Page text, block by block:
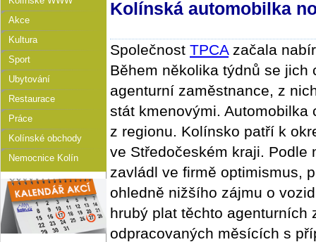
Akce
Kultura
Sport
Ubytování
Restaurace
Práce
Kolínské obchody
Nemocnice Kolín
Kolínská automobilka
Společnost TPCAzačala
Během několika týdnů se
agenturní zaměstnance, z
stát kmenovými.
z regionu. Kolínsko patří k
ve Středočeském kraji. Podle
zavládl ve firmě optimismus,
ohledně nižšího zájmu o
hrubý plat těchto agenturních
odpracovaných měsících s